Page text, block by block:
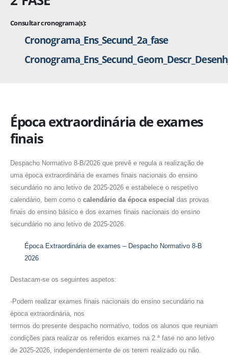
Consultar cronograma(s):
Cronograma_Ens_Secund_2a_fase
Época extraordinária de exames
finais
Despacho Normativo 8-B/2026 que prevê e regula a realização de
uma época extraordinária de exames finais nacionais do ensino
secundário no ano letivo de 2025-2026 e estabelece o respetivo
calendário, bem como o calendário da época especial das provas
finais do ensino básico e dos exames finais nacionais do ensino
secundário no ano letivo de 2025-2026.
Época Extraordinária de exames – Despacho Normativo 8-B
2026
Destacam-se os seguintes aspetos:
-Podem realizar exames finais nacionais do ensino secundário na
época extraordinária, nos
termos do presente despacho normativo, todos os alunos que reuniam
condições para realizar os referidos exames na 2.ª fase no ano letivo
de 2025-2026, independentemente de os terem realizado ou não.